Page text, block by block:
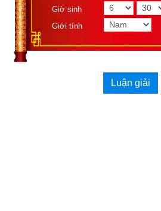
Ngọc hạp thông thư – Hứa Chân
rXqcA663
các nhà xuất bản. Rất mong các
cách chia sẻ các bài viết trên
Giờ sinh
Giới tính
Luận giải